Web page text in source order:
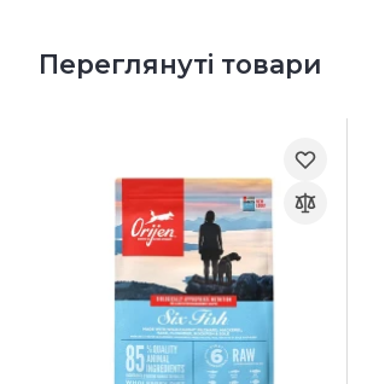
Переглянуті товари